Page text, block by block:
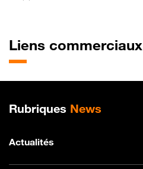
Liens commerciaux
Plan de site
Rubriques News
Actualités